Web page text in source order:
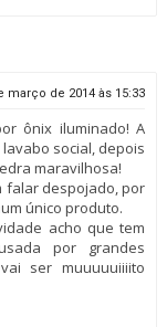
março de 2014 às 15:33
ônix iluminado! A
social, depois
maravilhosa!
falar despojado, por
único produto.
acho que tem
por grandes
ser muuuuuiiiito